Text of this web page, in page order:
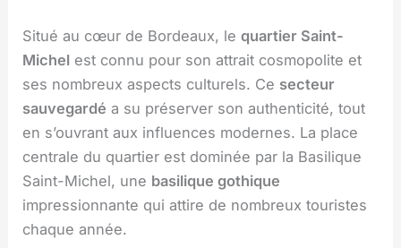
Situé au cœur de Bordeaux, lequartier Saint-
Michel est connu pour son attrait cosmopolite et
ses nombreux aspects culturels. Ce secteur
sauvegardé a su préserver son authenticité, tout
en s’ouvrant aux influences modernes. La place
centrale du quartier est dominée par la Basilique
Saint-Michel, une basilique gothique
impressionnante qui attire de nombreux touristes
chaque année.